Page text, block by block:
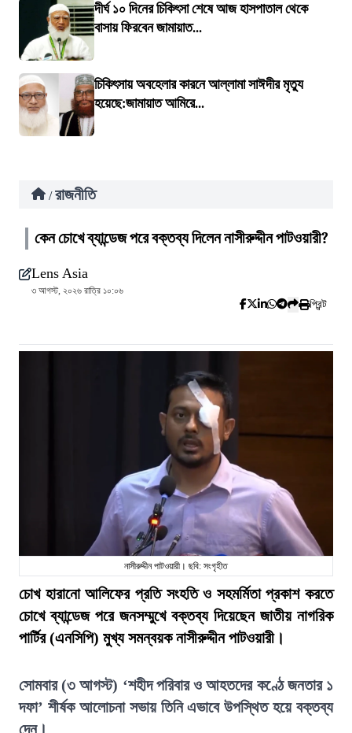
দীর্ঘ ১০ দিনের চিকিৎসা শেষে আজ হাসপাতাল থেকে
বাসায় ফিরবেন জামায়াত...
চিকিৎসায় অবহেলার কারনে আল্লামা সাঈদীর মৃত্যু
হয়েছে:জামায়াত আমিরে...
/ রাজনীতি
কেন চোখে ব্যান্ডেজ পরে বক্তব্য দিলেন নাসীরুদ্দীন পাটওয়ারী?
Lens Asia
৩ আগস্ট, ২০২৬ রাত্রি ১০:০৬
প্রিন্ট
নাসীরুদ্দীন পাটওয়ারী। ছবি: সংগৃহীত
চোখ হারানো আলিফের প্রতি সংহতি ও সহমর্মিতা প্রকাশ করতে
চোখে ব্যান্ডেজ পরে জনসম্মুখে বক্তব্য দিয়েছেন জাতীয় নাগরিক
পার্টির (এনসিপি) মুখ্য সমন্বয়ক নাসীরুদ্দীন পাটওয়ারী।
সোমবার (৩ আগস্ট) ‘শহীদ পরিবার ও আহতদের কণ্ঠে জনতার ১
দফা’ শীর্ষক আলোচনা সভায় তিনি এভাবে উপস্থিত হয়ে বক্তব্য
দেন।